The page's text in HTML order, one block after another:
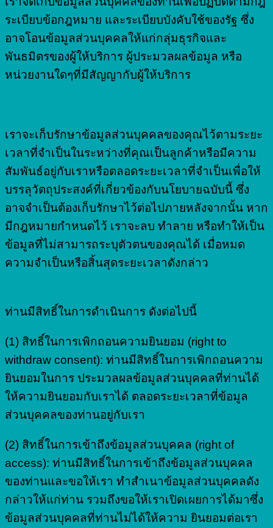
ระเบียบข้อกฎหมาย และระเบียบบังคับใช้ของรัฐ ซึ่ง
อาจโอนข้อมูลส่วนบุคคลให้แก่กลุ่มธุรกิจและ
พันธมิตรของผู้ให้บริการ ผู้ประมวลผลข้อมูล หรือ
หน่วยงานใดๆที่มีสัญญากับผู้ให้บริการ
เราจะเก็บรักษาข้อมูลส่วนบุคคลของคุณไว้ตามระยะ
เวลาที่จำเป็นในระหว่างที่คุณเป็นลูกค้าหรือมีความ
สัมพันธ์อยู่กับเราหรือตลอดระยะเวลาที่จำเป็นเพื่อให้
บรรลุวัตถุประสงค์ที่เกี่ยวข้องกับนโยบายฉบับนี้ ซึ่ง
อาจจำเป็นต้องเก็บรักษาไว้ต่อไปภายหลังจากนั้น หาก
มีกฎหมายกำหนดไว้ เราจะลบ ทำลาย หรือทำให้เป็น
ข้อมูลที่ไม่สามารถระบุตัวตนของคุณได้ เมื่อหมด
ความจำเป็นหรือสิ้นสุดระยะเวลาดังกล่าว
ท่านมีสิทธิ์ในการดำเนินการ ดังต่อไปนี้
(1) สิทธิ์ในการเพิกถอนความยินยอม (right to
withdraw consent): ท่านมีสิทธิ์ในการเพิกถอนความ
ยินยอมในการ ประมวลผลข้อมูลส่วนบุคคลที่ท่านได้
ให้ความยินยอมกับเราได้ ตลอดระยะเวลาที่ข้อมูล
ส่วนบุคคลของท่านอยู่กับเรา
(2) สิทธิ์ในการเข้าถึงข้อมูลส่วนบุคคล (right of
access): ท่านมีสิทธิ์ในการเข้าถึงข้อมูลส่วนบุคคล
ของท่านและขอให้เรา ทำสำเนาข้อมูลส่วนบุคคลดัง
กล่าวให้แก่ท่าน รวมถึงขอให้เราเปิดเผยการได้มาซึ่ง
ข้อมูลส่วนบุคคลที่ท่านไม่ได้ให้ความ ยินยอมต่อเรา